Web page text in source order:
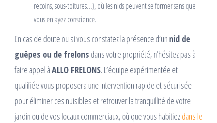
recoins, sous-toitures…), où les nids peuvent se former sans que
vous en ayez conscience.
En cas de doute ou si vous constatez la présence d’un nid de
guêpes ou de frelons dans votre propriété, n’hésitez pas à
faire appel àALLO FRELONS. L’équipe expérimentée et
qualifiée vous proposera une intervention rapide et sécurisée
pour éliminer ces nuisibles et retrouver la tranquillité de votre
jardin ou de vos locaux commerciaux, où que vous habitiezdans le